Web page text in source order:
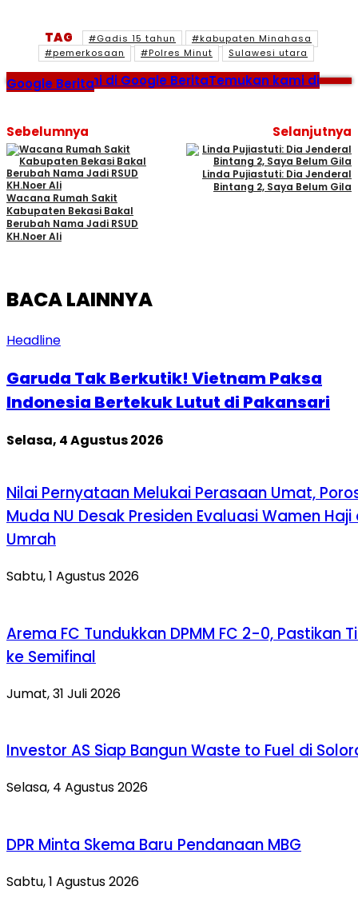
TAG #Gadis 15 tahun
#kabupaten Minahasa
#pemerkosaan
#Polres Minut Sulawesi utara
Temukan kami di Google BeritaTemukan kami di
Google Berita
Sebelumnya
Wacana Rumah Sakit
Kabupaten Bekasi Bakal
Berubah Nama Jadi RSUD
KH.Noer Ali
Selanjutnya
Linda Pujiastuti: Dia Jenderal
Bintang 2, Saya Belum Gila
BACA LAINNYA
Headline
Garuda Tak Berkutik! Vietnam Paksa
Indonesia Bertekuk Lutut di Pakansari
Selasa, 4 Agustus 2026
Nilai Pernyataan Melukai Perasaan Umat,
Muda NU Desak Presiden Evaluasi Wamen Haji
Umrah
Sabtu, 1 Agustus 2026
Arema FC Tundukkan DPMM FC 2-0, Pastikan
ke Semifinal
Jumat, 31 Juli 2026
Investor AS Siap Bangun Waste to Fuel di
Selasa, 4 Agustus 2026
DPR Minta Skema Baru Pendanaan MBG
Sabtu, 1 Agustus 2026